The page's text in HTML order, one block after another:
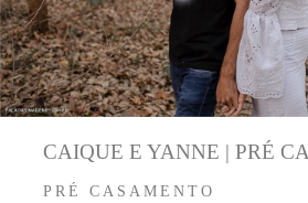
PRÉ CASAMENTO
CAIQUE E YANNE | PRÉ